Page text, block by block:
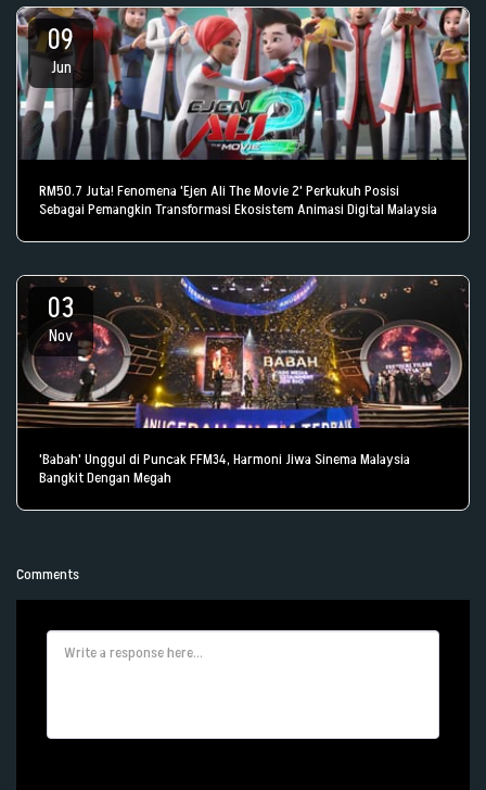
09
Jun
RM50.7 Juta! Fenomena 'Ejen Ali The Movie 2' Perkukuh Posisi
Sebagai Pemangkin Transformasi Ekosistem Animasi Digital Malaysia
03
Nov
'Babah' Unggul di Puncak FFM34, Harmoni Jiwa Sinema Malaysia
Bangkit Dengan Megah
Comments